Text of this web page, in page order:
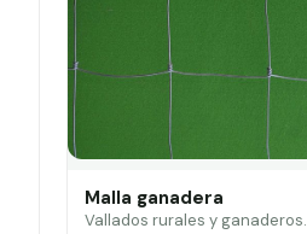
Malla ganadera
Vallados rurales y ganaderos.